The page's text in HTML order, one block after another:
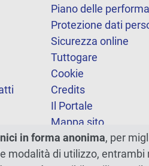
Piano delle
Protezione dati
Sicurezza online
Tuttogare
Cookie
Credits
Il Portale
Mappa sito
Statistiche
Dichiarazione di
in forma anonima, per
modalità di utilizzo, entrambi